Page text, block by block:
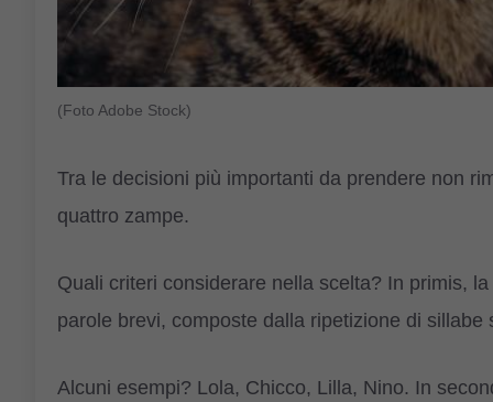
(Foto Adobe Stock)
Tra le decisioni più importanti da prendere non
quattro zampe.
Quali criteri considerare nella scelta? In primis,
parole brevi, composte dalla ripetizione di sillabe
Alcuni esempi? Lola, Chicco, Lilla, Nino. In